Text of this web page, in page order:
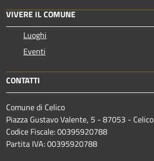
VIVERE IL COMUNE
Luoghi
Eventi
CONTATTI
Comune di Celico
Piazza Gustavo Valente, 5 - 87053 - Celico
Codice Fiscale: 00395920788
Partita IVA: 00395920788